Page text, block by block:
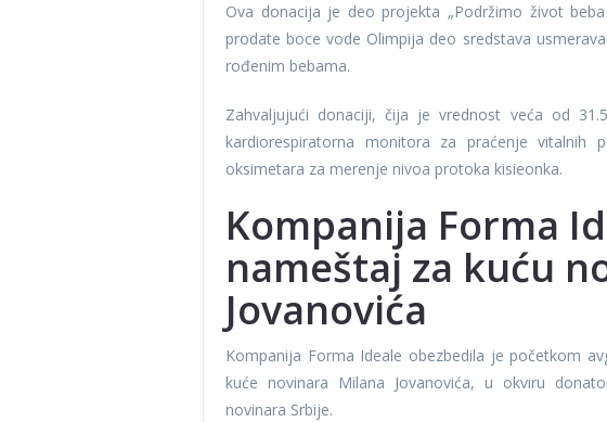
Ova donacija je deo projekta „Podržimo život
prodate boce vode Olimpija deo sredstava
rođenim bebama.
Zahvaljujući donaciji, čija je vrednost veća od
kardiorespiratorna monitora za praćenje vitalnih
oksimetara za merenje nivoa protoka kisieonka.
Kompanija Forma
nameštaj za kuću
Jovanovića
Kompanija Forma Ideale obezbedila je početkom
kuće novinara Milana Jovanovića, u okviru
novinara Srbije.